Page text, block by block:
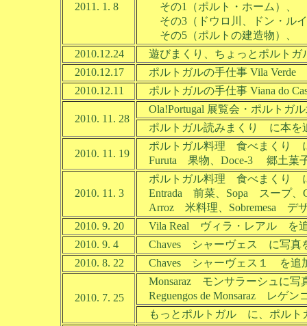
2011. 1. 8
その1（ポルト・ホーム）、
その3（ドウロ川、ドン・ル
その5（ポルトの建造物）、
2010.12.24
遊びまくり、ちょっとポルト
2010.12.17
ポルトガルの手仕事 Vila Verde
2010.12.11
ポルトガルの手仕事 Viana do
2010. 11. 28
Ola!Portugal 展覧会・ポルトガ
ポルトガル読みまくり に本を
2010. 11. 19
ポルトガル料理 食べまくり
Furuta 果物、Doce-3 郷土菓子
2010. 11. 3
ポルトガル料理 食べまくり
Entrada 前菜、Sopa スープ、
Arroz 米料理、Sobremesa デ
2010. 9. 20
Vila Real ヴィラ・レアル を
2010. 9. 4
Chaves シャーヴェス に写真
2010. 8. 22
Chaves シャーヴェス１ を追
2010. 7. 25
Monsaraz モンサラーシュに写
Reguengos de Monsaraz レゲン
もっとポルトガル に、ポルト